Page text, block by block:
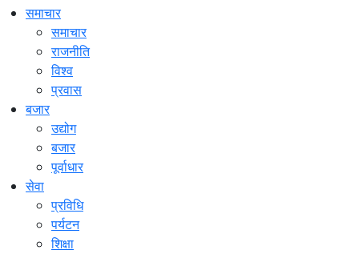
समाचार
समाचार
राजनीति
विश्व
प्रवास
बजार
उद्योग
बजार
पूर्वाधार
सेवा
प्रविधि
पर्यटन
शिक्षा